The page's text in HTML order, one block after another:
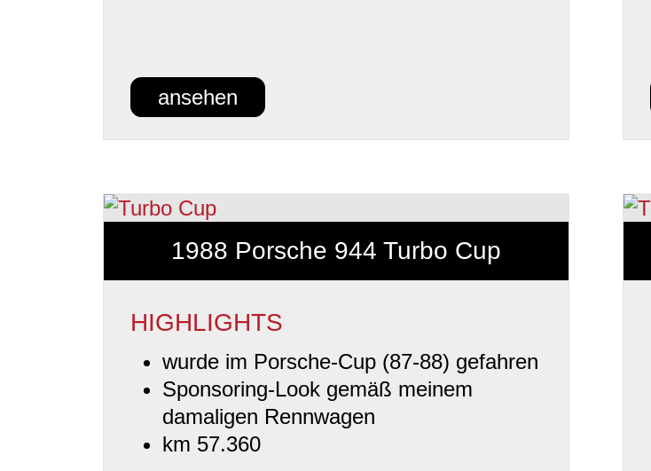
ansehen
1988 Porsche 944 Turbo Cup
HIGHLIGHTS
wurde im Porsche-Cup (87-88) gefahren
Sponsoring-Look gemäß meinem
damaligen Rennwagen
km 57.360